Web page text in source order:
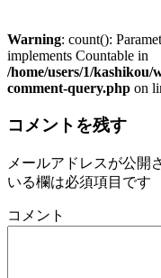
Warning: count():
implements Countable in
/home/users/1/kashikou/
comment-query.php on
コメントを残す
メールアドレスが公開
いる欄は必須項目です
コメント